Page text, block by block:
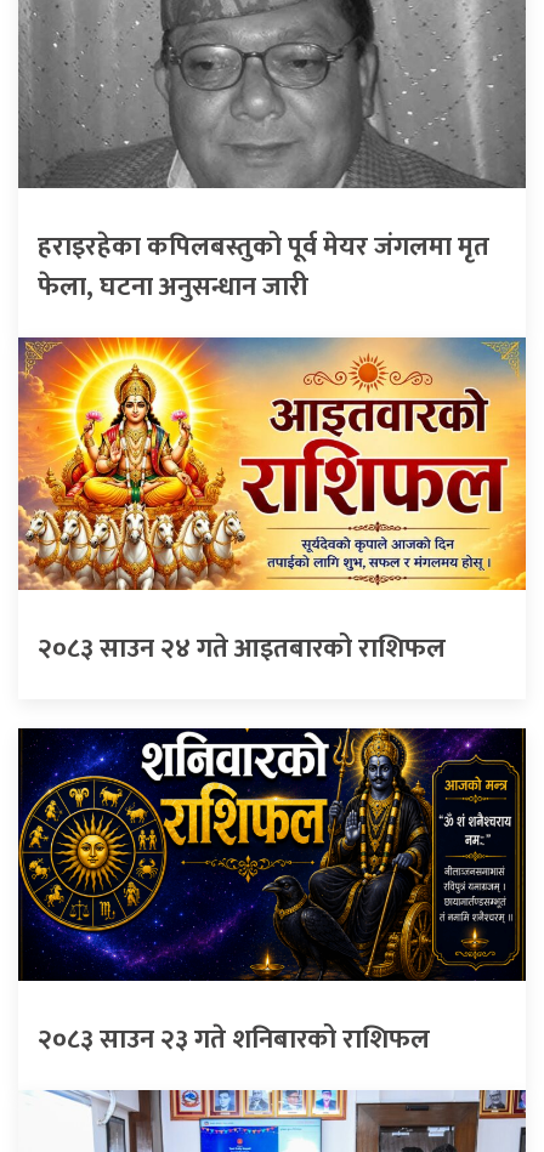
हराइरहेका कपिलबस्तुको पूर्व मेयर जंगलमा मृत
फेला, घटना अनुसन्धान जारी
२०८३ साउन २४ गते आइतबारको राशिफल
२०८३ साउन २३ गते शनिबारको राशिफल